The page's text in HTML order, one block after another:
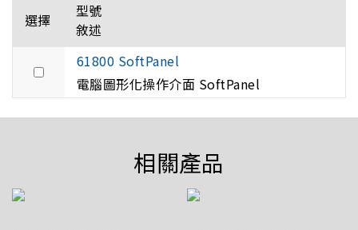
選擇
型號
敘述
61800 SoftPanel
電腦圖形化操作介面 SoftPanel
相關產品